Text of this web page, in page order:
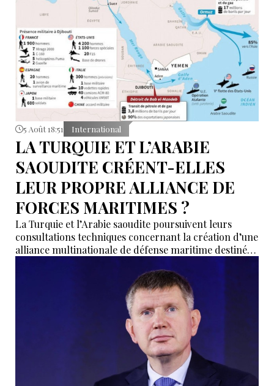
5 Août 18:51 International
LA TURQUIE ET L’ARABIE
SAOUDITE CRÉENT-ELLES
LEUR PROPRE ALLIANCE DE
FORCES MARITIMES ?
La Turquie et l’Arabie saoudite poursuivent leurs
consultations techniques concernant la création d’une
alliance multinationale de défense maritime destinée
dans le détroit de Bab el-Mandeb et dans le golfe